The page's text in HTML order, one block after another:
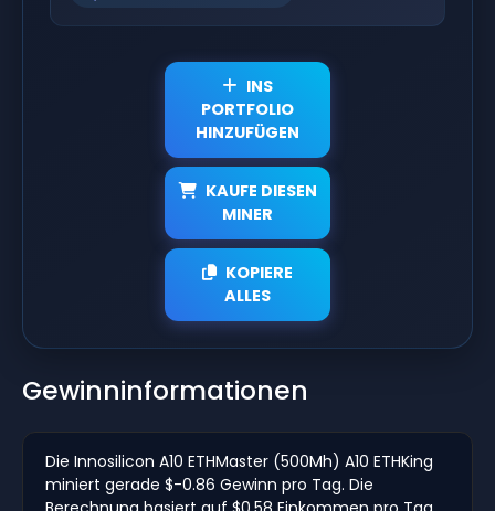
INS
PORTFOLIO
HINZUFÜGEN
KAUFE DIESEN
MINER
KOPIERE
ALLES
Gewinninformationen
Die Innosilicon A10 ETHMaster (500Mh) A10 ETHKing
miniert gerade $-0.86 Gewinn pro Tag. Die